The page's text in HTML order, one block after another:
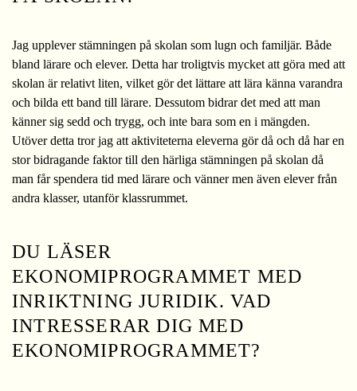
Jag upplever stämningen på skolan som lugn och familjär. Både
bland lärare och elever. Detta har troligtvis mycket att göra med att
skolan är relativt liten, vilket gör det lättare att lära känna varandra
och bilda ett band till lärare. Dessutom bidrar det med att man
känner sig sedd och trygg, och inte bara som en i mängden.
Utöver detta tror jag att aktiviteterna eleverna gör då och då har en
stor bidragande faktor till den härliga stämningen på skolan då
man får spendera tid med lärare och vänner men även elever från
andra klasser, utanför klassrummet.
DU LÄSER
EKONOMIPROGRAMMET MED
INRIKTNING JURIDIK. VAD
INTRESSERAR DIG MED
EKONOMIPROGRAMMET?